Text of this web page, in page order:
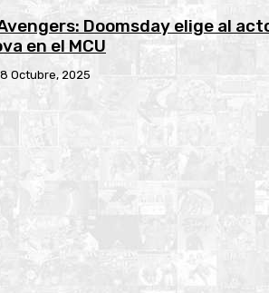
Doomsday elige al
en el MCU
Octubre, 2025